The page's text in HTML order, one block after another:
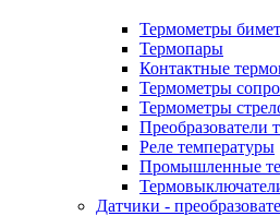
Термометры
Термопары
Контактные
Термометры
Термометры
Преобразователи
Реле температуры
Промышленные
Датчики -